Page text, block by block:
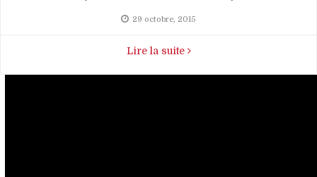
29 octobre, 2015
Lire la suite